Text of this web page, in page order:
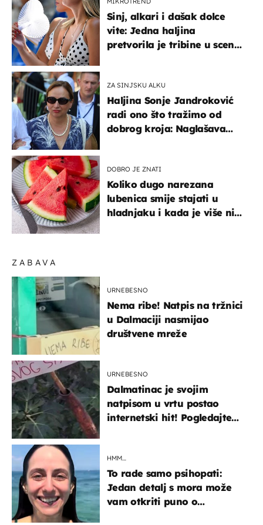
ZABAVA
URNEBESNO
Nema ribe! Natpis na tržnici
u Dalmaciji nasmijao
društvene mreže
URNEBESNO
Dalmatinac je svojim
natpisom u vrtu postao
internetski hit! Pogledajte
HMM…
To rade samo psihopati:
Jedan detalj s mora može
vam otkriti puno o
Sinj, alkari i dašak dolce
vite: Jedna haljina
pretvorila je tribine u scenu
ZA SINJSKU ALKU
Haljina Sonje Jandroković
radi ono što tražimo od
dobrog kroja: Naglašava
DOBRO JE ZNATI
Koliko dugo narezana
lubenica smije stajati u
hladnjaku i kada je više nije